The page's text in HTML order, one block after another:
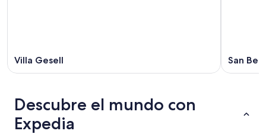
-
16
Villa Gesell San
Descubre el mundo con
Expedia